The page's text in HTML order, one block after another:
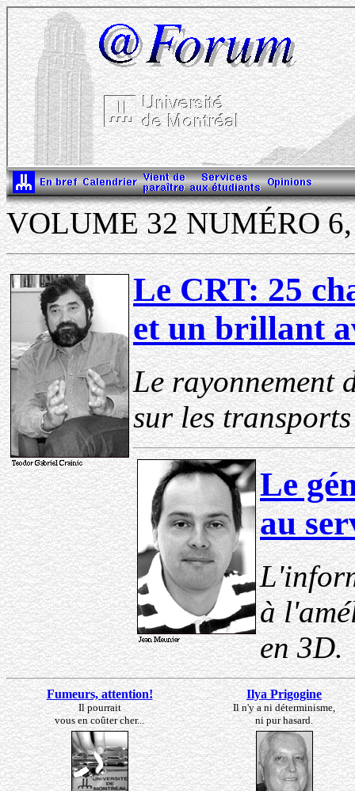
VOLUME 32 NUMÉRO 6,
Le CRT: 25
et un brillant
Le rayonnement
sur les
Le
au
à
en 3D.
Fumeurs, attention!
Il pourrait
vous en coûter cher...
Ilya Prigogine
Il n'y a ni déterminisme,
ni pur hasard.